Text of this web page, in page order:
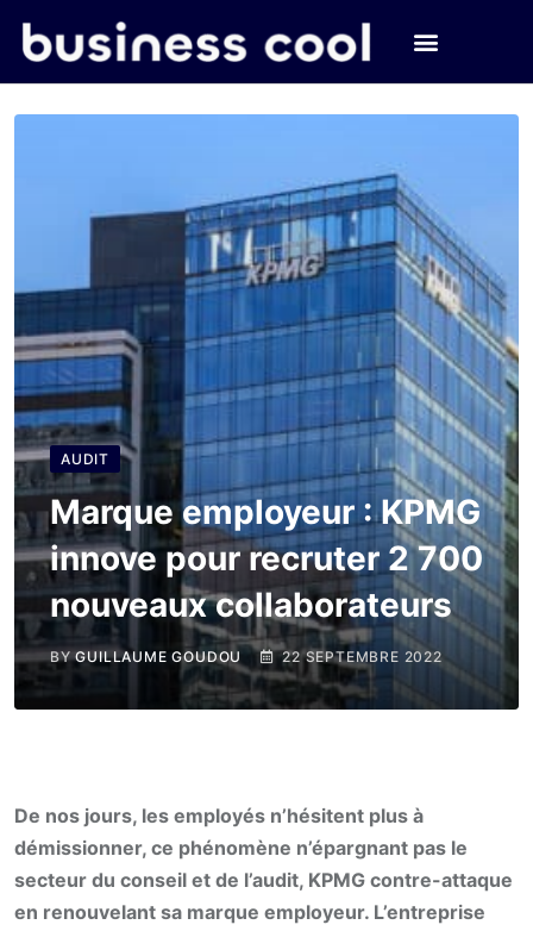
AUDIT
Marque employeur : KPMG
innove pour recruter 2 700
nouveaux collaborateurs
BYGUILLAUME GOUDOU 22 SEPTEMBRE 2022
De nos jours, les employés n’hésitent plus à
démissionner, ce phénomène n’épargnant pas le
secteur du conseil et de l’audit, KPMG contre-attaque
en renouvelant sa marque employeur. L’entreprise